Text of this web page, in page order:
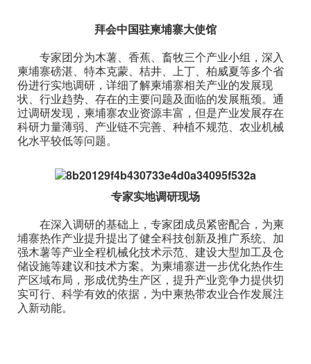
拜会中国驻柬埔寨大使馆
专家团分为木薯、香蕉、畜牧三个产业小组，深入
柬埔寨磅湛、特本克蒙、桔井、上丁、柏威夏等多个省
份进行实地调研，详细了解柬埔寨相关产业的发展现
状、行业趋势、存在的主要问题及面临的发展瓶颈。通
过调研发现，柬埔寨农业资源丰富，但是产业发展存在
科研力量薄弱、产业链不完善、种植不规范、农业机械
化水平较低等问题。
专家实地调研现场
在深入调研的基础上，专家团成员紧密配合，为柬
埔寨热作产业提升提出了健全科技创新及推广系统、加
强木薯等产业全程机械化技术示范、建设大型加工及仓
储设施等建议和技术方案。为柬埔寨进一步优化热作生
产区域布局，形成优势生产区，提升产业竞争力提供切
实可行、科学有效的依据，为中柬热带农业合作发展注
入新动能。